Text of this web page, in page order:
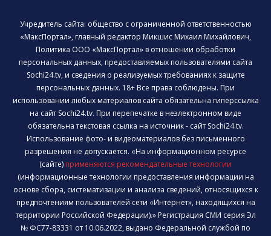
Учредитель сайта: общество с ограниченной ответственностью
«МаксПортал», главный редактор Микшис Михаил Михайлович,
Политика ООО «МаксПортал» в отношении обработки
персональных данных, предоставляемых пользователями сайта
Sochi24.tv, и сведения о реализуемых требованиях к защите
персональных данных. 18+ Все права соблюдены. При
использовании любых материалов сайта обязательна гиперссылка
на сайт Sochi24.tv. При перепечатке в неэлектронном виде
обязательна текстовая ссылка на источник - сайт Sochi24.tv.
Использование фото- и видеоматериалов без письменного
разрешения не допускается. «На информационном ресурсе
(сайте) применяются рекомендательные технологии
(информационные технологии предоставления информации на
основе сбора, систематизации и анализа сведений, относящихся к
предпочтениям пользователей сети «Интернет», находящихся на
территории Российской Федерации).» Регистрация СМИ серия Эл
№ ФС77-83331 от 10.06.2022, выдано Федеральной службой по